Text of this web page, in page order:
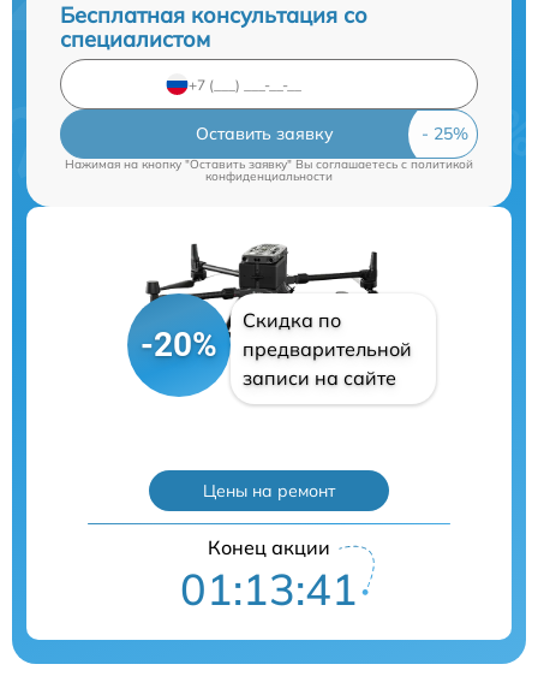
Бесплатная консультация со
специалистом
Оставить заявку
Нажимая на кнопку "Оставить заявку" Вы соглашаетесь cполитикой
конфиденциальности
-20%
Скидка по
предварительной
записи на сайте
Цены на ремонт
Конец акции
01:13:40